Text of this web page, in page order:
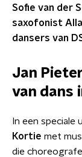
Sofie van der
saxofonist
dansers van
Jan
van dans
In een speciale
Kortie met
die